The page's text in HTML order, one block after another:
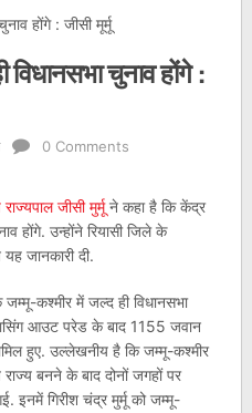
होंगे : जीसी मूर्मू
चुनाव होंगे :
0 Comments
जीसी मुर्मूने कहा है कि केंद्र
होंगे. उन्‍होंने रियासी जिले के
जानकारी दी.
जम्मू-कश्मीर में जल्द ही विधानसभा
आउट परेड के बाद 1155 जवान
हुए. उल्‍लेखनीय है कि जम्मू-कश्मीर
बनने के बाद दोनों जगहों पर
इनमें गिरीश चंद्र मुर्मू को जम्मू-